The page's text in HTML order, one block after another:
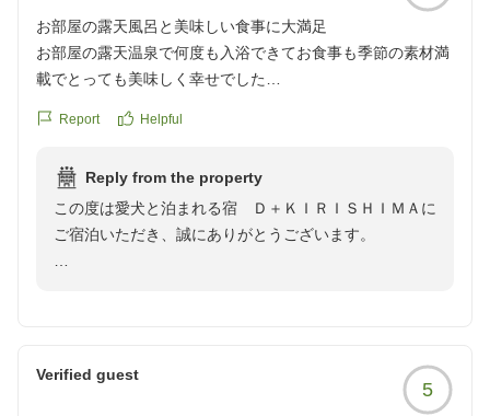
ちにとって何よりの励みとなります。
また霧島へお越しの際は、ぜひ愛犬とご一緒にお立ち寄
スタッフ一同、だい8888様のまたのお越しを心よりお
お部屋の露天風呂と美味しい食事に大満足
お部屋の露天温泉で何度も入浴できてお食事も季節の素材満
載でとっても美味しく幸せでした
ベッドも寝心地よかった
をもっとつけたいくらいです
クチコミの詳細はこちらから
https://review.travel.rakuten.co.jp/hotel/voice/149083?
reviewId=33123477887945
Report Helpful
Reply from the property
この度は愛犬と泊まれる宿 Ｄ＋ＫＩＲＩＳＨＩＭＡに
ご宿泊いただき、誠にありがとうございます。
「よかった」とのお言葉をいただき、最高のご評価をい
Verified guest
5